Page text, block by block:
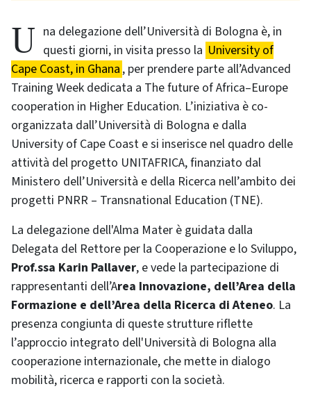
Una delegazione dell’Università di Bologna è, in questi giorni, in visita presso la University of
Cape Coast, in Ghana , per prendere parte all’Advanced
Training Week dedicata a The future of Africa–Europe
cooperation in Higher Education. L’iniziativa è co-
organizzata dall’Università di Bologna e dalla
University of Cape Coast e si inserisce nel quadro delle
attività del progetto UNITAFRICA, finanziato dal
Ministero dell’Università e della Ricerca nell’ambito dei
progetti PNRR – Transnational Education (TNE).
La delegazione dell'Alma Mater è guidata dalla
Delegata del Rettore per la Cooperazione e lo Sviluppo,
Prof.ssa Karin Pallaver, e vede la partecipazione di
rappresentanti dell’Area Innovazione, dell’Area della
Formazione e dell’Area della Ricerca di Ateneo. La
presenza congiunta di queste strutture riflette
l’approccio integrato dell'Università di Bologna alla
cooperazione internazionale, che mette in dialogo
mobilità, ricerca e rapporti con la società.